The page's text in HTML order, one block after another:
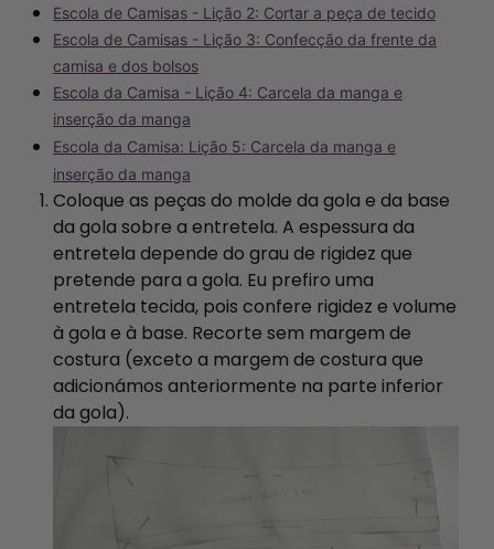
Escola de Camisas - Lição 2: Cortar a peça de tecido
Escola de Camisas - Lição 3: Confecção da frente da
camisa e dos bolsos
Escola da Camisa - Lição 4: Carcela da manga e
inserção da manga
Escola da Camisa: Lição 5: Carcela da manga e
inserção da manga
Coloque as peças do molde da gola e da base
da gola sobre a entretela. A espessura da
entretela depende do grau de rigidez que
pretende para a gola. Eu prefiro uma
entretela tecida, pois confere rigidez e volume
à gola e à base. Recorte sem margem de
costura (exceto a margem de costura que
adicionámos anteriormente na parte inferior
da gola).